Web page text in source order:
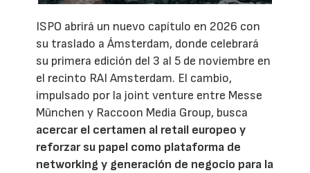
ISPO abrirá un nuevo capítulo en 2026 con
su traslado a Ámsterdam, donde celebrará
su primera edición del 3 al 5 de noviembre en
el recinto RAI Amsterdam. El cambio,
impulsado por la joint venture entre Messe
München y Raccoon Media Group, busca
acercar el certamen al retail europeo y
reforzar su papel como plataforma de
networking y generación de negocio para la